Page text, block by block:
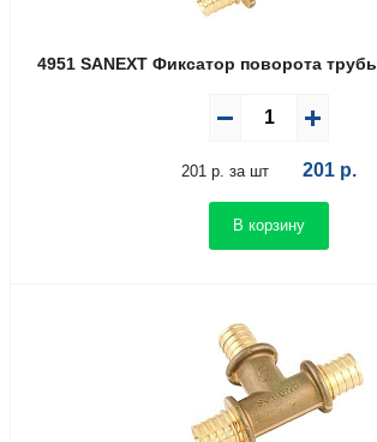
4951 SANEXT Фиксатор поворота
201 р. за шт 201 р.
В корзину